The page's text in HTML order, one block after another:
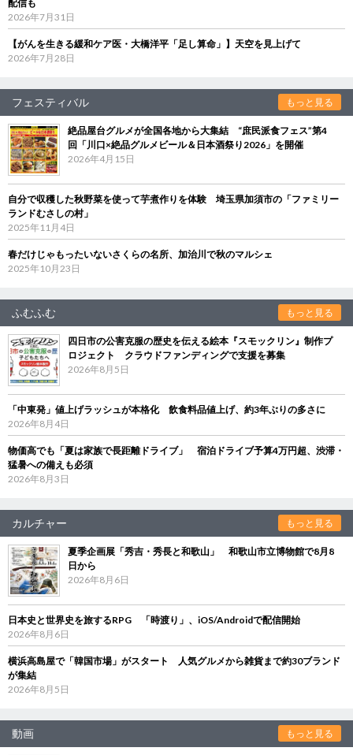
配信も
2026年7月31日
【がんを生きる緩和ケア医・大橋洋平「足し算命」】天空を見上げて
2026年7月28日
フェスティバル もっと見る
絶品屋台グルメが全国各地から大集結 “庶民派食フェス”第4
回「川口×絶品グルメビール＆日本酒祭り2026」を開催
2026年4月15日
自分で収穫した秋野菜を使って芋煮作りを体験 埼玉県加須市の「ファミリー
ランドむさしの村」
2025年11月4日
春だけじゃもったいないさくらの名所、加治川で秋のマルシェ
2025年10月23日
ふむふむ もっと見る
四日市の公害克服の歴史を伝える絵本『スモックリン』制作プ
ロジェクト クラウドファンディングで支援を募集
2026年8月5日
「中東発」値上げラッシュが本格化 飲食料品値上げ、約3年ぶりの多さに
2026年8月4日
物価高でも「夏は家族で長距離ドライブ」 宿泊ドライブ予算4万円超、渋滞・
猛暑への備えも必須
2026年8月3日
カルチャー もっと見る
夏季企画展「秀吉・秀長と和歌山」 和歌山市立博物館で8月8
日から
2026年8月6日
日本史と世界史を旅するRPG 「時渡り」、iOS/Androidで配信開始
2026年8月6日
横浜高島屋で「韓国市場」がスタート 人気グルメから雑貨まで約30ブランド
が集結
2026年8月5日
動画 もっと見る